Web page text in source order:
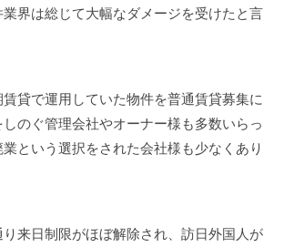
業界は総じて大幅なダメージを受けたと言
貸で運用していた物件を普通賃貸募集に
のぐ管理会社やオーナー様も多数いらっ
という選択をされた会社様も少なくあり
り来日制限がほぼ解除され、訪日外国人が